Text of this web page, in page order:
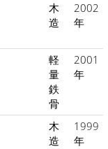
木
造
2002
年
軽
量
鉄
骨
2001
年
木
造
1999
年